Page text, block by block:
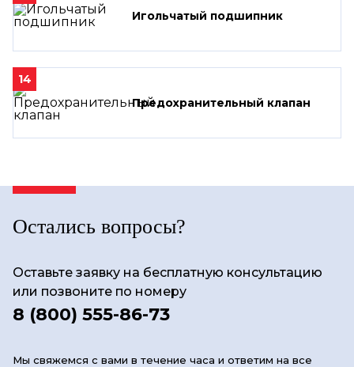
Игольчатый подшипник
14
Предохранительный клапан
Остались вопросы?
Оставьте заявку на бесплатную консультацию
или позвоните по номеру
8 (800) 555-86-73
Мы свяжемся с вами в течение часа и ответим на все